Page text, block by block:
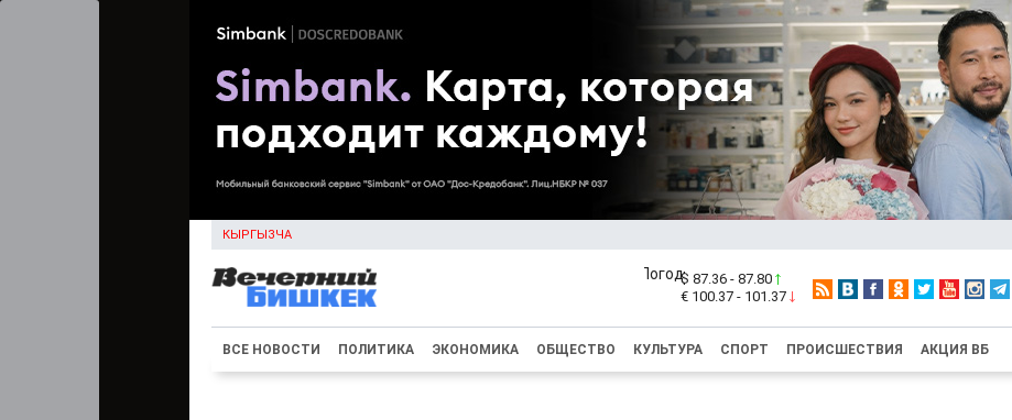
КЫРГЫЗЧА
$ 87.36 - 87.80
€ 100.37 - 101.37
ВСЕ НОВОСТИ ПОЛИТИКА ЭКОНОМИКА ОБЩЕСТВО КУЛЬТУРА СПОРТ ПРОИСШЕСТВИЯ АКЦИЯ ВБ